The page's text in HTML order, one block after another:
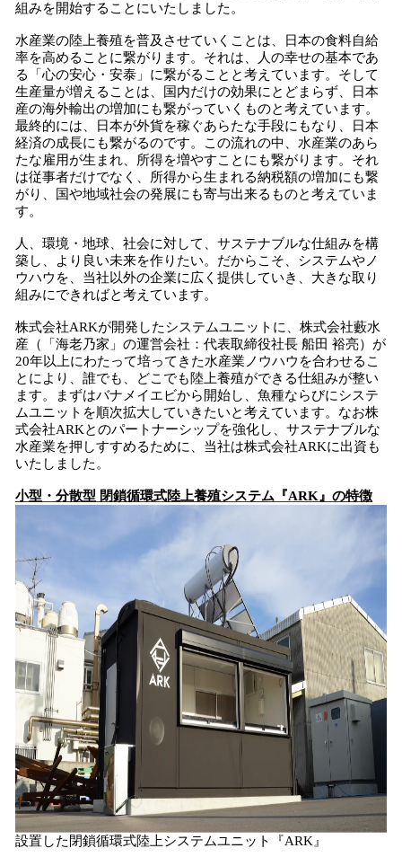
組みを開始することにいたしました。
水産業の陸上養殖を普及させていくことは、日本の食料自給
率を高めることに繋がります。それは、人の幸せの基本であ
る「心の安心・安泰」に繋がることと考えています。そして
生産量が増えることは、国内だけの効果にとどまらず、日本
産の海外輸出の増加にも繋がっていくものと考えています。
最終的には、日本が外貨を稼ぐあらたな手段にもなり、日本
経済の成長にも繋がるのです。この流れの中、水産業のあら
たな雇用が生まれ、所得を増やすことにも繋がります。それ
は従事者だけでなく、所得から生まれる納税額の増加にも繋
がり、国や地域社会の発展にも寄与出来るものと考えていま
す。
人、環境・地球、社会に対して、サステナブルな仕組みを構
築し、より良い未来を作りたい。だからこそ、システムやノ
ウハウを、当社以外の企業に広く提供していき、大きな取り
組みにできればと考えています。
株式会社ARKが開発したシステムユニットに、株式会社藪水
産（「海老乃家」の運営会社：代表取締役社長 船田 裕亮）が
20年以上にわたって培ってきた水産業ノウハウを合わせるこ
とにより、誰でも、どこでも陸上養殖ができる仕組みが整い
ます。まずはバナメイエビから開始し、魚種ならびにシステ
ムユニットを順次拡大していきたいと考えています。なお株
式会社ARKとのパートナーシップを強化し、サステナブルな
水産業を押しすすめるために、当社は株式会社ARKに出資も
いたしました。
小型・分散型 閉鎖循環式陸上養殖システム『ARK』の特徴
設置した閉鎖循環式陸上システムユニット『ARK』